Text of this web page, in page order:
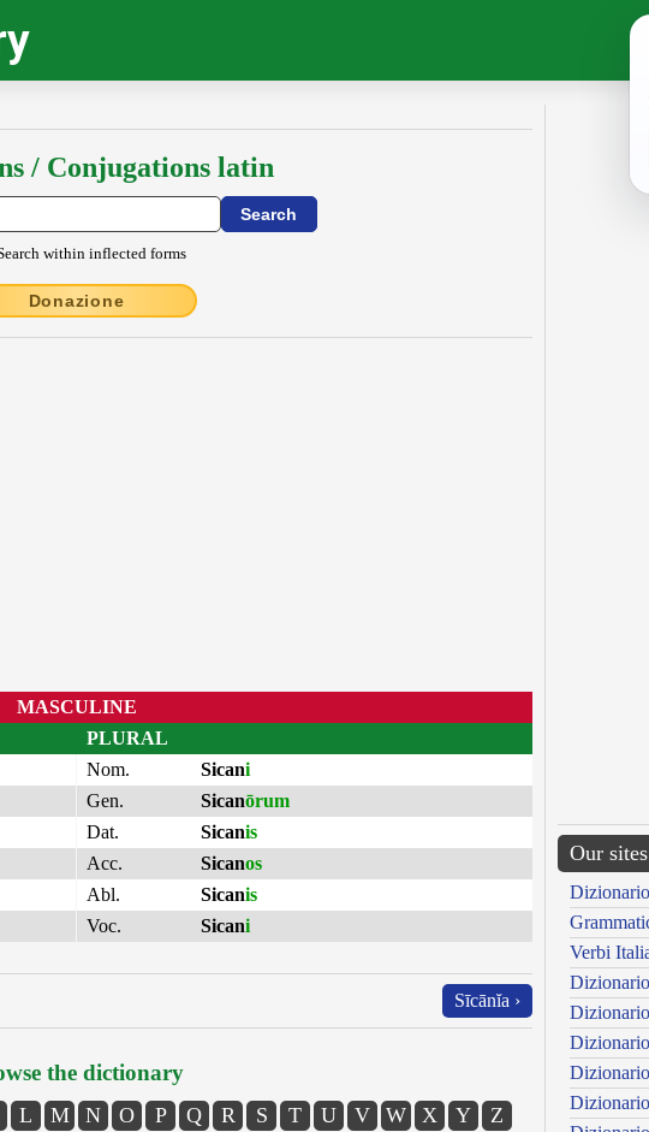
/ Conjugations latin
within inflected forms
Donazione
MASCULINE
PLURAL
Nom.
Sicani
Gen.
Sicanōrum
Dat.
Sicanis
Acc.
Sicanos
Abl.
Sicanis
Voc.
Sicani
Sīcānĭa ›
the dictionary
L M N O P Q R S T U V W X Y Z
Our sites
Verbi